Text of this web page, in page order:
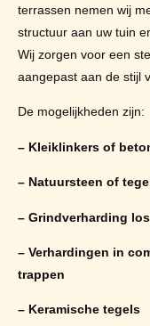
terrassen nemen wij
structuur aan uw tuin
Wij zorgen voor een
aangepast aan de stijl
De mogelijkheden zijn:
– Kleiklinkers of
– Natuursteen of
– Grindverharding
– Verhardingen in
trappen
– Keramische tegels